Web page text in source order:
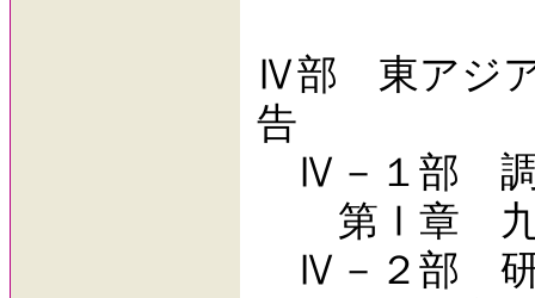
Ⅳ部 東アジア
告
Ⅳ－１部 調
第Ⅰ章 九州
Ⅳ－２部 研